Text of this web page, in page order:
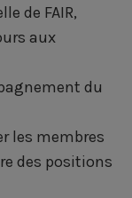
de FAIR,
aux
du
les membres
des positions